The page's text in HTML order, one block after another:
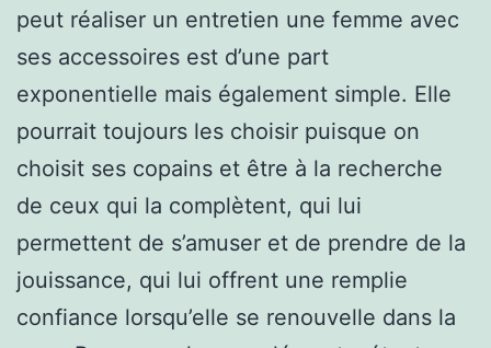
peut réaliser un entretien une femme avec
ses accessoires est d’une part
exponentielle mais également simple. Elle
pourrait toujours les choisir puisque on
choisit ses copains et être à la recherche
de ceux qui la complètent, qui lui
permettent de s’amuser et de prendre de la
jouissance, qui lui offrent une remplie
confiance lorsqu’elle se renouvelle dans la